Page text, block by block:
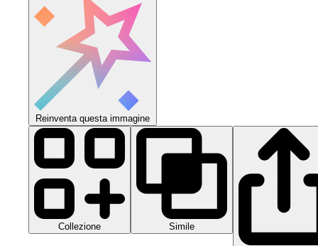
Reinventa questa immagine
Collezione Simile